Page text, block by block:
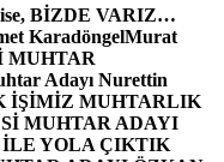
ise, BİZDE VARIZ…
KaradöngelMurat
MUHTAR
Adayı Nurettin
İŞİMİZ MUHTARLIK
MUHTAR ADAYI
İLE YOLA ÇIKTIK